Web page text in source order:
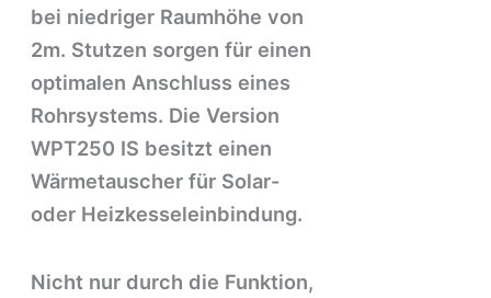
bei niedriger Raumhöhe von
2m. Stutzen sorgen für einen
optimalen Anschluss eines
Rohrsystems. Die Version
WPT250 IS besitzt einen
Wärmetauscher für Solar-
oder Heizkesseleinbindung.
Nicht nur durch die Funktion,